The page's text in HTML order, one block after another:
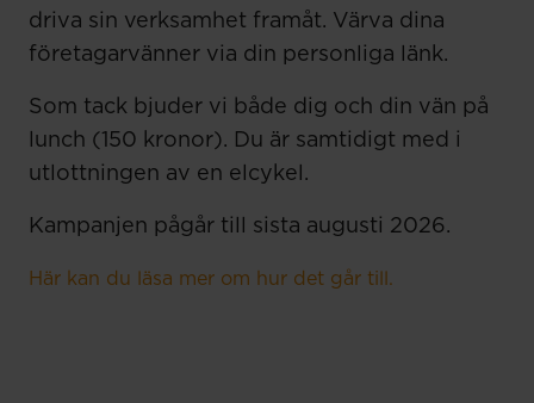
driva sin verksamhet framåt. Värva dina
företagarvänner via din personliga länk.
Som tack bjuder vi både dig och din vän på
lunch (150 kronor). Du är samtidigt med i
utlottningen av en elcykel .
Kampanjen pågår till sista augusti 2026.
Här kan du läsa mer om hur det går till.